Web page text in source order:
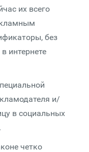
их всего
без
интернете
и/
в социальных
четко